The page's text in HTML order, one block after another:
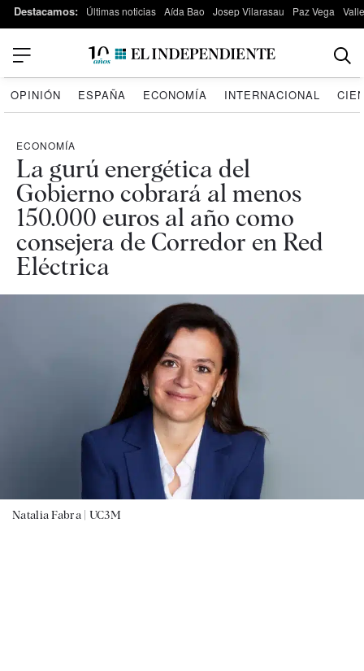
Destacamos: Últimas noticias Aída Bao Josep Vilarasau Paz Vega
OPINIÓN ESPAÑA ECONOMÍA INTERNACIONAL
ECONOMÍA
La gurú energética del
Gobierno cobrará al menos
150.000 euros al año como
consejera de Corredor en Red
Eléctrica
Natalia Fabra | UC3M